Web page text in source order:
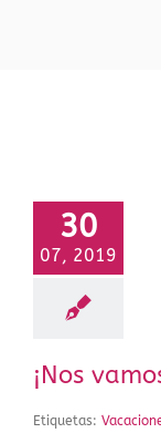
30
07, 2019
¡Nos
Etiquetas: